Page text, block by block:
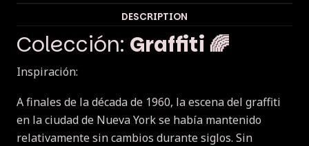
DESCRIPTION
Colección: Graffiti 🌈
Inspiración:
A finales de la década de 1960, la escena del graffiti
en la ciudad de Nueva York se había mantenido
relativamente sin cambios durante siglos. Sin